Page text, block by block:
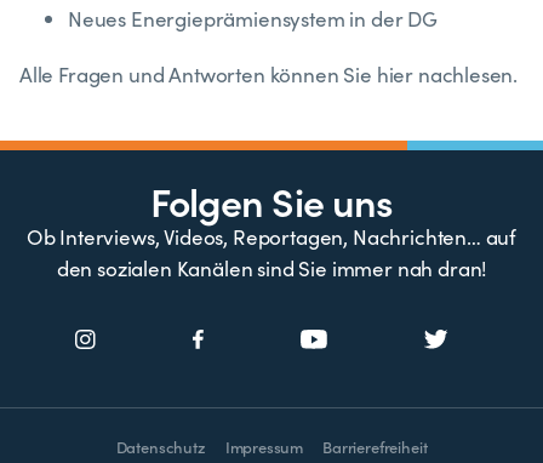
Neues Energieprämiensystem in der DG
Alle Fragen und Antworten können Sie hier nachlesen.
Folgen Sie uns
Ob Interviews, Videos, Reportagen, Nachrichten… auf
den sozialen Kanälen sind Sie immer nah dran!
Datenschutz Impressum Barrierefreiheit